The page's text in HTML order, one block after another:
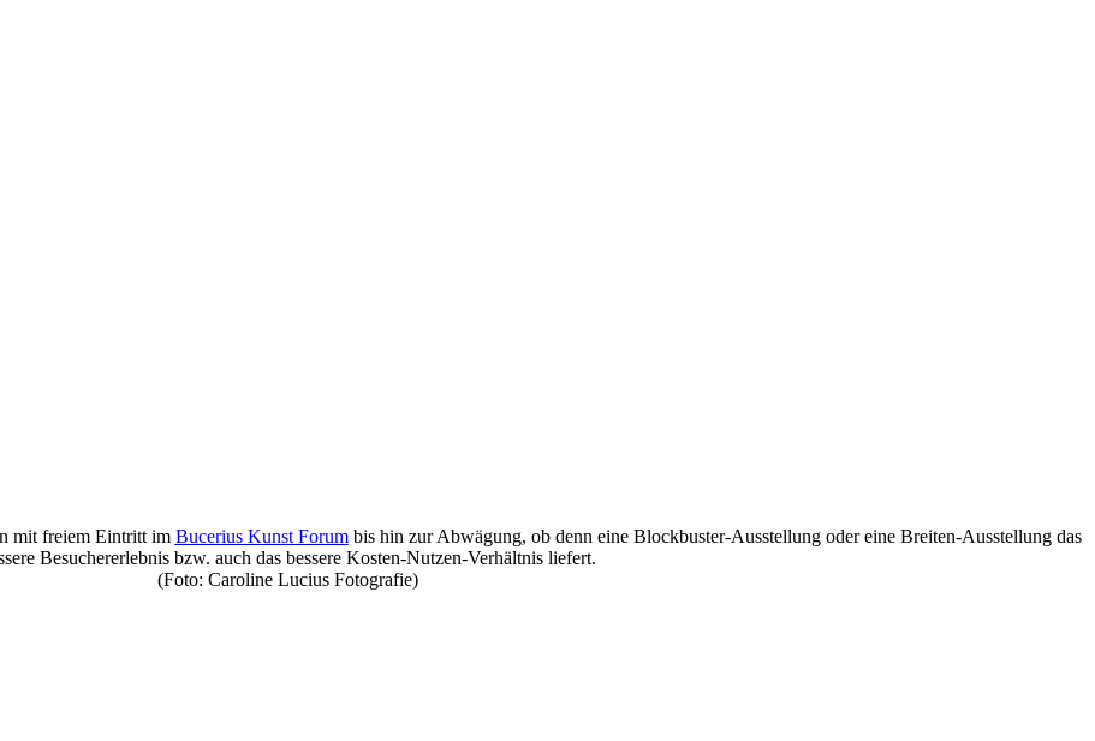
mit freiem Eintritt im Bucerius Kunst Forumbis hin zur Abwägung, ob denn eine Blockbuster-Ausstellung oder eine Breiten-Ausstellung das
Besuchererlebnis bzw. auch das bessere Kosten-Nutzen-Verhältnis liefert.
(Foto: Caroline Lucius Fotografie)